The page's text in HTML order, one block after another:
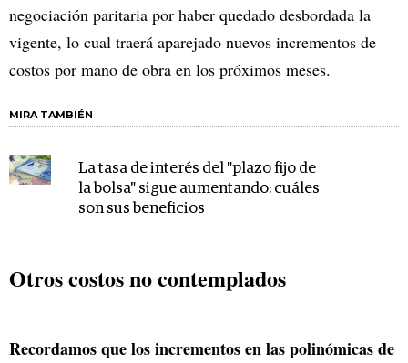
negociación paritaria por haber quedado desbordada la
vigente, lo cual traerá aparejado nuevos incrementos de
costos por mano de obra en los próximos meses.
MIRA TAMBIÉN
La tasa de interés del "plazo fijo de
la bolsa" sigue aumentando: cuáles
son sus beneficios
Otros costos no contemplados
Recordamos que los incrementos en las polinómicas de